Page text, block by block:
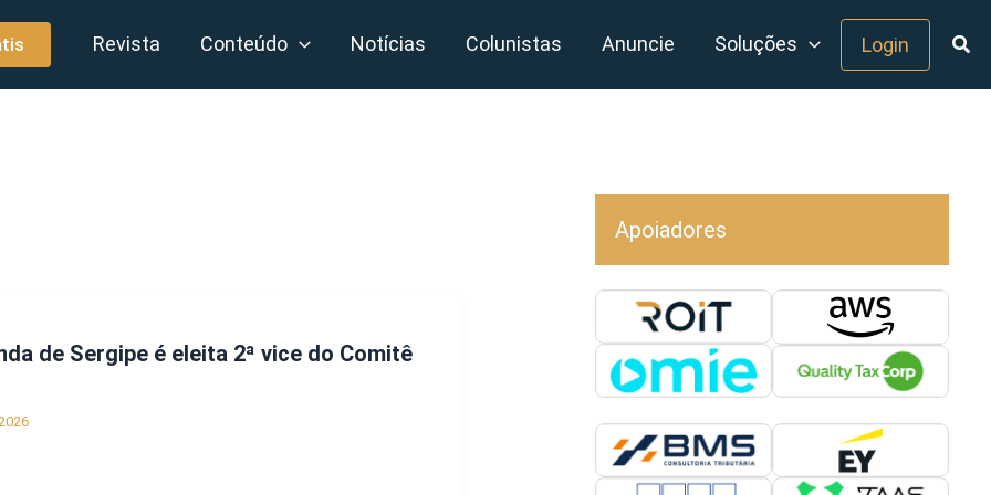
Revista Conteúdo Notícias Colunistas Anuncie Soluções Login
de Sergipe é eleita 2ª vice do Comitê
Apoiadores